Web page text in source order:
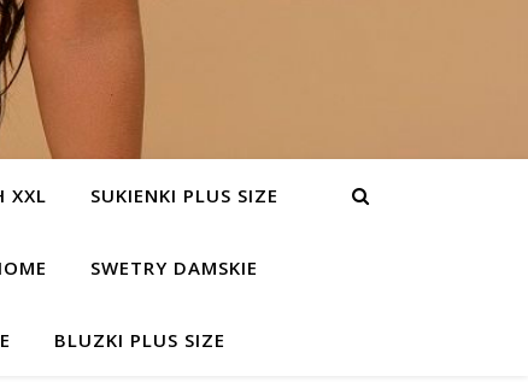
XXL SUKIENKI PLUS SIZE
SWETRY DAMSKIE
BLUZKI PLUS SIZE